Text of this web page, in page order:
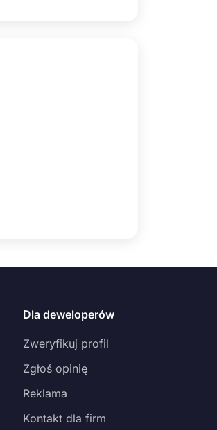
Dla deweloperów
Zweryfikuj profil
Zgłoś opinię
Reklama
Kontakt dla firm